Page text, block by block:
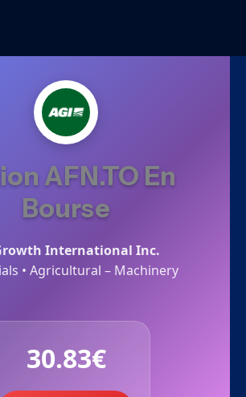
AFN.TO En
Bourse
International Inc.
• Agricultural – Machinery
30.83€